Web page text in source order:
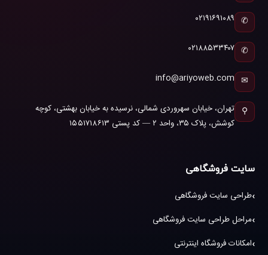
✆ ۰۲۱۹۱۶۹۱۰۸۹
✆ ۰۲۱۸۸۵۳۳۴۰۷
✉
info@ariyoweb.com
⚲
تهران، خیابان سهروردی شمالی، نرسیده به خیابان بهشتی، کوچه
کوشش، پلاک ۳۵، واحد ۲ — کد پستی ۱۵۵۱۷۱۸۶۱۳
سایت فروشگاهی
طراحی سایت فروشگاهی
مراحل طراحی سایت فروشگاهی
امکانات فروشگاه اینترنتی